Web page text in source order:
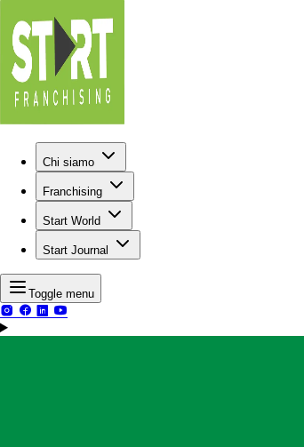
Chi siamo
Franchising
Start World
Start Journal
Toggle menu